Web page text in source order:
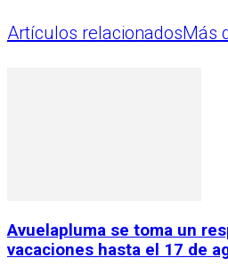
Artículos relacionadosMás
Avuelapluma se toma un
vacaciones hasta el 17 de